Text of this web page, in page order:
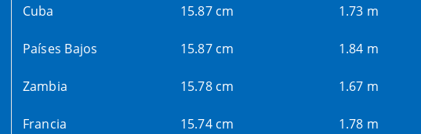
Cuba 15.87 cm 1.73 m
Países Bajos 15.87 cm 1.84 m
Zambia 15.78 cm 1.67 m
Francia 15.74 cm 1.78 m